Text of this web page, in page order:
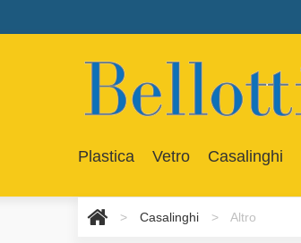
Plastica Vetro Casalinghi
> Casalinghi > Altro